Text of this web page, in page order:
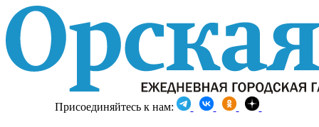
Присоединяйтесь к нам: